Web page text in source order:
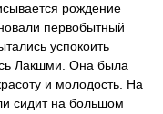
рождение
первобытный
успокоить
Лакшми. Она была
и молодость. На
сидит на большом